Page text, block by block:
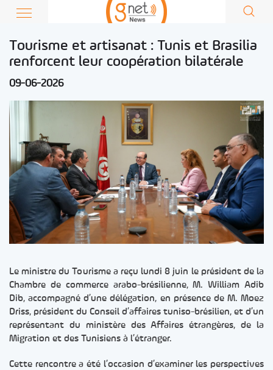
Tourisme et artisanat : Tunis et Brasilia
renforcent leur coopération bilatérale
09-06-2026
Le ministre du Tourisme a reçu lundi 8 juin le président de la
Chambre de commerce arabo-brésilienne, M. William Adib
Dib, accompagné d’une délégation, en présence de M. Moez
Driss, président du Conseil d’affaires tuniso-brésilien, et d’un
représentant du ministère des Affaires étrangères, de la
Migration et des Tunisiens à l’étranger.
Cette rencontre a été l’occasion d’examiner les perspectives